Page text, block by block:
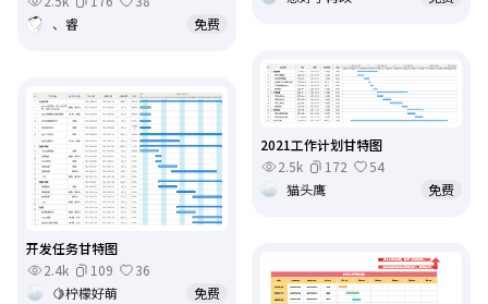
、睿
免费
2021工作计划甘特图
2.5k
172
54
猫头鹰
免费
开发任务甘特图
2.4k
109
36
🍋柠檬好萌
免费